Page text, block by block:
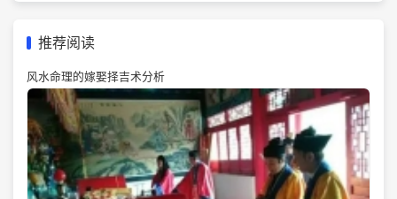
推荐阅读
风水命理的嫁娶择吉术分析